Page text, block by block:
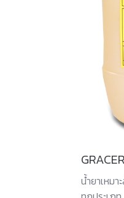
น้ำยาเหม